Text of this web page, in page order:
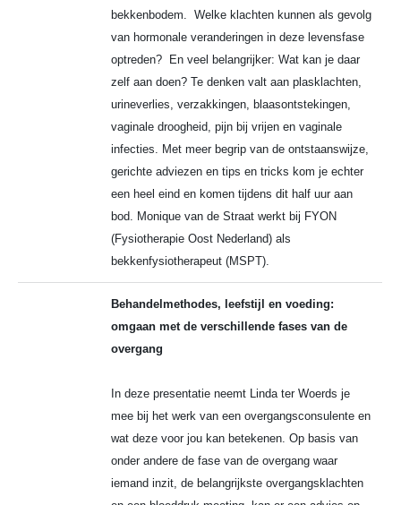
bekkenbodem. Welke klachten kunnen als gevolg
van hormonale veranderingen in deze levensfase
optreden? En veel belangrijker: Wat kan je daar
zelf aan doen? Te denken valt aan plasklachten,
urineverlies, verzakkingen, blaasontstekingen,
vaginale droogheid, pijn bij vrijen en vaginale
infecties. Met meer begrip van de ontstaanswijze,
gerichte adviezen en tips en tricks kom je echter
een heel eind en komen tijdens dit half uur aan
bod. Monique van de Straat werkt bij FYON
(Fysiotherapie Oost Nederland) als
bekkenfysiotherapeut (MSPT).
Behandelmethodes, leefstijl en voeding:
omgaan met de verschillende fases van de
overgang
In deze presentatie neemt Linda ter Woerds je
mee bij het werk van een overgangsconsulente en
wat deze voor jou kan betekenen. Op basis van
onder andere de fase van de overgang waar
iemand inzit, de belangrijkste overgangsklachten